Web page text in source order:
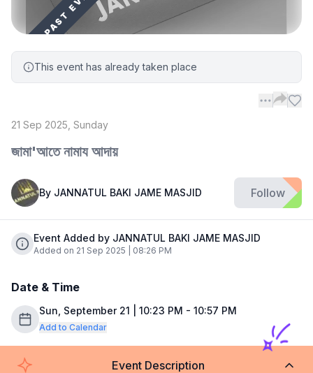
This event has already taken place
21 Sep 2025, Sunday
জামা'আতে নামায আদায়
By JANNATUL BAKI JAME MASJID Follow
Event Added by JANNATUL BAKI JAME MASJID
Added on 21 Sep 2025 | 08:26 PM
Date & Time
Sun, September 21 | 10:23 PM - 10:57 PM
Add to Calendar
Event Description